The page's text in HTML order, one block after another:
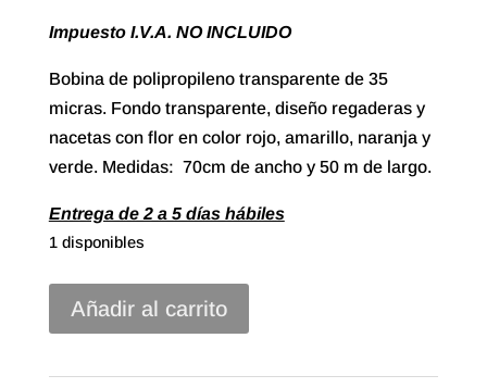
Impuesto I.V.A. NO INCLUIDO
Bobina de polipropileno transparente de 35
micras. Fondo transparente, diseño regaderas y
nacetas con flor en color rojo, amarillo, naranja y
verde. Medidas: 70cm de ancho y 50 m de largo.
Entrega de 2 a 5 días hábiles
1 disponibles
Añadir al carrito